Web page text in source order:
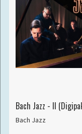
Bach Jazz - II
Bach Jazz